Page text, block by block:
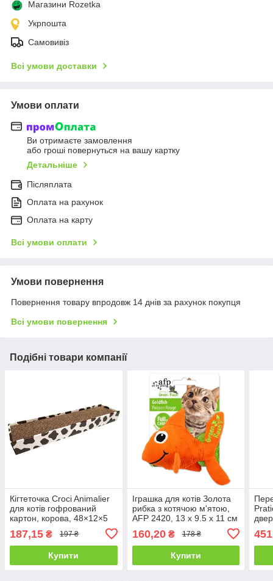
Магазини Rozetka
Укрпошта
Самовивіз
Всі умови доставки
Умови оплати
Ви отримаєте замовлення
або гроші повернуться на вашу картку
Детальніше
Післяплата
Оплата на рахунок
Оплата на карту
Всі умови оплати
Умови повернення
Повернення товару впродовж 14 днів за рахунок покупця
Всі умови повернення
Подібні товари компанії
Кігтеточка Croci Animalier
для котів гофрований
картон, корова, 48×12×5
187,15 ₴ 197 ₴
Купити
Іграшка для котів Золота
рибка з котячою м'ятою,
AFP 2420, 13 x 9.5 x 11 см
160,20₴ 178 ₴
Купити
см